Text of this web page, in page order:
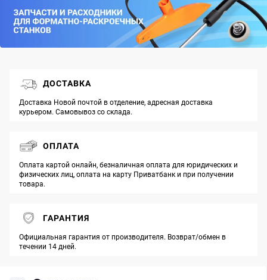
ДОСТАВКА
Доставка Новой почтой в отделение, адресная доставка
курьером. Самовывоз со склада.
ОПЛАТА
Оплата картой онлайн, безналичная оплата для юридических и
физических лиц, оплата на карту Приватбанк и при получении
товара.
ГАРАНТИЯ
Официальная гарантия от производителя. Возврат/обмен в
течении 14 дней.